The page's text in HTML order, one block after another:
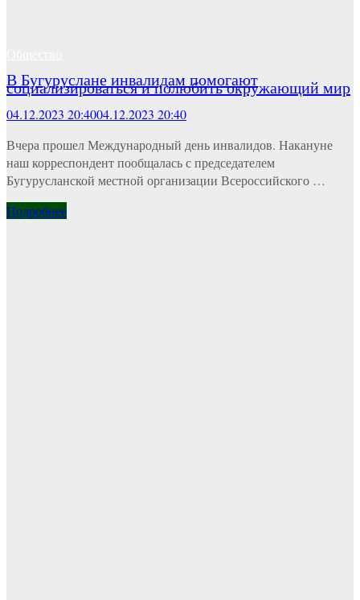
В Бугуруслане инвалидам помогают
социализироваться и полюбить окружающий мир
04.12.2023 20:4004.12.2023 20:40
Вчера прошел Международный день инвалидов. Накануне
наш корреспондент пообщалась с председателем
Бугурусланской местной организации Всероссийского …
Подробнее